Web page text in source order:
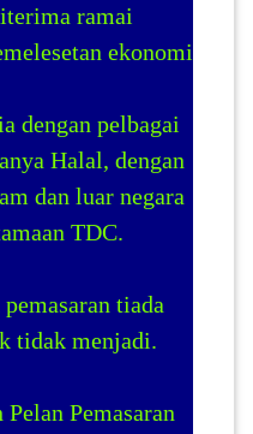
ramai
ekonomi
dengan pelbagai
Halal, dengan
dan luar negara
TDC.
tiada
tidak menjadi.
Pemasaran